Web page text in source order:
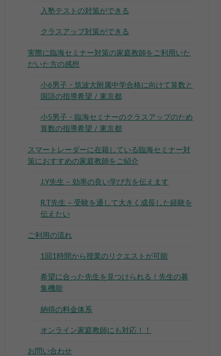
入塾テストの対策ができる
クラスアップ対策ができる
実際に臨海セミナー対策の家庭教師をご利用いた
だいた方の感想
小6男子・筑波大附属中学合格に向けて算数と
国語の指導希望 / 東京都
小5男子・臨海セミナーのクラスアップのため
算数の指導希望 / 東京都
スマートレーダーに在籍している臨海セミナー対
策におすすめの家庭教師をご紹介
J.Y先生 – 効率の良い学び方を伝えます
R.T先生 – 受験を通して大きく成長した経験を
伝えたい
ご利用の流れ
1回1時間から授業のリクエストが可能
希望に合った先生を見つけられる！先生の募
集機能
納得の料金体系
オンライン家庭教師にも対応！！
お問い合わせ